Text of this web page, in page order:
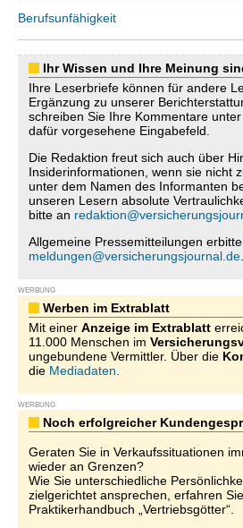
Berufsunfähigkeit
Ihr Wissen und Ihre Meinung
Ihre Leserbriefe können für andere
Ergänzung zu unserer
schreiben Sie Ihre Kommentare
dafür vorgesehene Eingabefeld.
Die Redaktion freut sich auch über
Insiderinformationen, wenn sie nicht
unter dem Namen des Informanten
unseren Lesern absolute
bitte an
Allgemeine Pressemitteilungen
meldungen@versicherungsjournal.de
WERBUNG
Werben im Extrablatt
Mit einer Anzeige im Extrablatt
11.000 Menschen im
ungebundene Vermittler. Über die
die Mediadaten
WERBUNG
Noch erfolgreicher
Geraten Sie in Verkaufssituationen
wieder an Grenzen?
Wie Sie unterschiedliche
zielgerichtet ansprechen, erfahren
Praktikerhandbuch „Vertriebsgötter“.